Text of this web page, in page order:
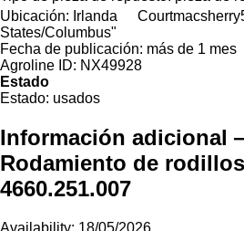
Ubicación: Irlanda Courtmacsherry
States/Columbus"
Fecha de publicación: más de 1 mes
Agroline ID: NX49928
Estado
Estado: usados
Información adicional
Rodamiento de
4660.251.007
Availability: 18/05/2026